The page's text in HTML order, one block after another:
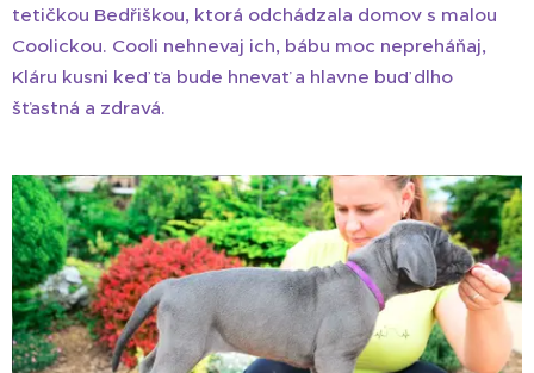
tetičkou Bedřiškou, ktorá odchádzala domov s malou
Coolickou. Cooli nehnevaj ich, bábu moc nepreháňaj,
Kláru kusni keď ťa bude hnevať a hlavne buď dlho
šťastná a zdravá.